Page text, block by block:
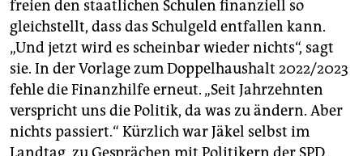
freien den staatlichen Schulen finanziell so
gleichstellt, dass das Schulgeld entfallen kann.
„Und jetzt wird es scheinbar wieder nichts“, sagt
sie. In der Vorlage zum Doppelhaushalt 2022/2023
fehle die Finanzhilfe erneut. „Seit Jahrzehnten
verspricht uns die Politik, da was zu ändern. Aber
nichts passiert.“ Kürzlich war Jäkel selbst im